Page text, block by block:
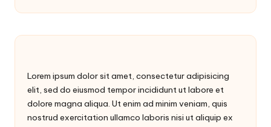
Lorem ipsum dolor sit amet, consectetur adipisicing
elit, sed do eiusmod tempor incididunt ut labore et
dolore magna aliqua. Ut enim ad minim veniam, quis
nostrud exercitation ullamco laboris nisi ut aliquip ex